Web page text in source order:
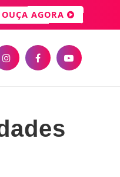
OUÇA AGORA